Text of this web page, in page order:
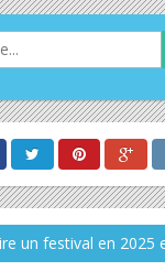
un festival en 2025